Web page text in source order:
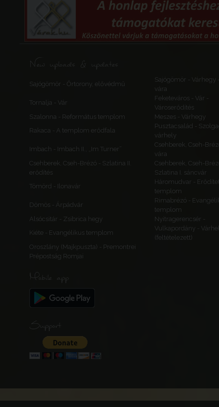
New uploads & updates
Sajógömör - Őrtorony, elővédmű
Sajógömör - Várhegy
vára
Tornalja - Vár
Feketeváros - Vár -
Városerődítés
Szalonna - Református templom
Meszes - Várhegy
Rakaca - A templom erődfala
Pusztacsalád -
várhely
Imbach - Imbach II., „Im Turner”
Csehberek, Cseh-
vára
Csehberek, Cseh-Brézó - Szlatina II.
erődítés
Csehberek, Cseh-
Szlatina I. sáncvár
Tömörd - Ilonavár
Háromudvar -
templom
Dömös - Árpádvár
Rimabrézó -
templom
Alsócsitár - Zsibrica hegy
Nyitragerencsér -
Kiéte - Evangélikus templom
Vulkapordány -
(feltételezett)
Oroszlány (Majkpuszta) - Premontrei
Prépostság Romjai
Mobile app
Support